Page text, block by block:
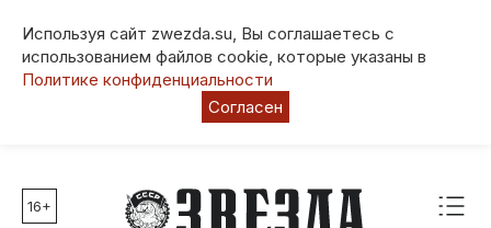
Используя сайт zwezda.su, Вы соглашаетесь с
использованием файлов cookie, которые указаны в
Политике конфиденциальности
Согласен
Главные темы
16+